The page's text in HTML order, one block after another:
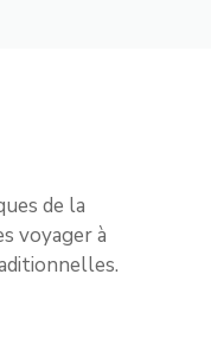
de la
voyager à